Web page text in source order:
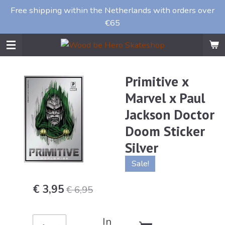
Ga
naar
de
Free shipping within the Netherlands with orders over
€65
Primitive x
Marvel x Paul
Jackson Doctor
Doom Sticker
Silver
Sale!
€ 3,95€ 6,95
In